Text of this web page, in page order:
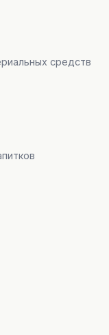
средств